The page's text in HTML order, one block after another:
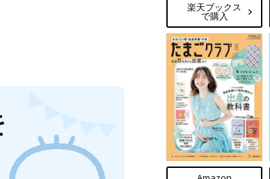
楽天ブックス
で購入